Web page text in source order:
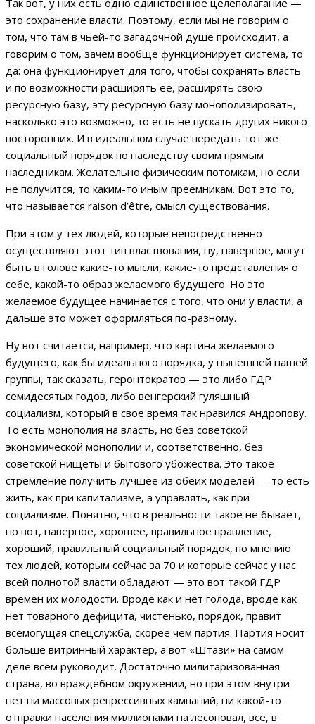
Так вот, у них есть одно единственное целеполагание —
это сохранение власти. Поэтому, если мы не говорим о
том, что там в чьей-то загадочной душе происходит, а
говорим о том, зачем вообще функционирует система, то
да: она функционирует для того, чтобы сохранять власть
и по возможности расширять ее, расширять свою
ресурсную базу, эту ресурсную базу монополизировать,
насколько это возможно, то есть не пускать других никого
посторонних. И в идеальном случае передать тот же
социальный порядок по наследству своим прямым
наследникам. Желательно физическим потомкам, но если
не получится, то каким-то иным преемникам. Вот это то,
что называется raison d’être, смысл существования.
При этом у тех людей, которые непосредственно
осуществляют этот тип властвования, ну, наверное, могут
быть в голове какие-то мысли, какие-то представления о
себе, какой-то образ желаемого будущего. Но это
желаемое будущее начинается с того, что они у власти, а
дальше это может оформляться по-разному.
Ну вот считается, например, что картина желаемого
будущего, как бы идеального порядка, у нынешней нашей
группы, так сказать, геронтократов — это либо ГДР
семидесятых годов, либо венгерский гуляшный
социализм, который в свое время так нравился Андропову.
То есть монополия на власть, но без советской
экономической монополии и, соответственно, без
советской нищеты и бытового убожества. Это такое
стремление получить лучшее из обеих моделей — то есть
жить, как при капитализме, а управлять, как при
социализме. Понятно, что в реальности такое не бывает,
но вот, наверное, хорошее, правильное правление,
хороший, правильный социальный порядок, по мнению
тех людей, которым сейчас за 70 и которые сейчас у нас
всей полнотой власти обладают — это вот такой ГДР
времен их молодости. Вроде как и нет голода, вроде как
нет товарного дефицита, чистенько, порядок, правит
всемогущая спецслужба, скорее чем партия. Партия носит
больше витринный характер, а вот «Штази» на самом
деле всем руководит. Достаточно милитаризованная
страна, во враждебном окружении, но при этом внутри
нет ни массовых репрессивных кампаний, ни какой-то
отправки населения миллионами на лесоповал, все, в